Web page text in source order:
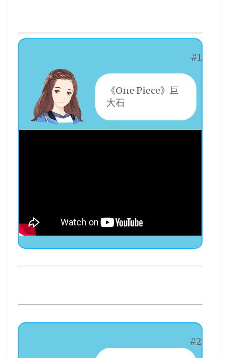
#1
《One Piece》巨
大石
#2